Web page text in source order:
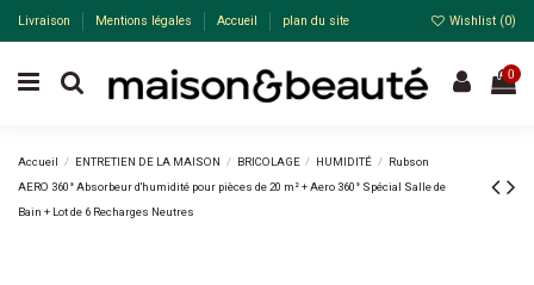
Livraison Mentions légales Accueil plan du site Wishlist (0)
0
Accueil ENTRETIEN DE LA MAISON BRICOLAGE HUMIDITÉ
Rubson
AERO 360° Absorbeur d'humidité pour pièces de 20 m² + Aero 360° Spécial Salle de
Bain + Lot de 6 Recharges Neutres